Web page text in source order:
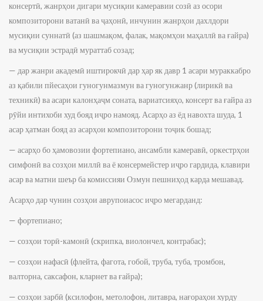
консертӣ, жанрҳои дигари мусиқии камеравии созӣ аз осори
композиторони ватанӣ ва ҷаҳонӣ, инчунин жанрҳои дахлдори
мусиқии суннатӣ (аз шашмақом, фалак, мақомҳои маҳаллӣ ва ғайра)
ва мусиқии эстрадӣ мураттаб созад;
— дар жанри академӣ иштирокчӣ дар ҳар як давр 1 асари мураккабро
аз қабили пйесаҳои гуногунмазмун ва гуногунжанр (лирикӣ ва
техникӣ) ва асари калонҳаҷм соната, вариатсияҳо, консерт ва ғайра аз
рӯйи интихоби худ бояд иҷро намояд. Асарҳо аз ёд навохта шуда, 1
асар ҳатман бояд аз асарҳои композиторони тоҷик бошад;
— асарҳо бо ҳамовозии фортепиано, ансамбли камеравӣ, оркестрҳои
симфонӣ ва созҳои миллӣ ва ё консермейстер иҷро гардида, клавири
асар ва матни шеър ба комиссияи Озмун пешниҳод карда мешавад.
Асарҳо дар чунин созҳои аврупоиасос иҷро мегарданд:
— фортепиано;
— созҳои торӣ-камонӣ (скрипка, виолончел, контрабас);
— созҳои нафасӣ (флейта, фагота, гобой, труба, туба, тромбон,
валторна, саксафон, кларнет ва ғайра);
— созҳои зарбӣ (ксилофон, метолофон, литавра, нағораҳои хурду